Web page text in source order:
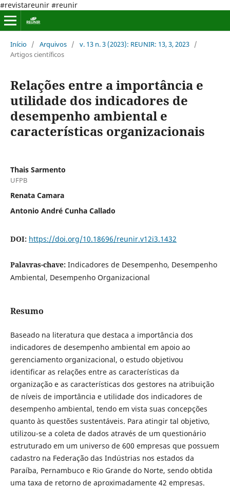
#revistareunir #reunir
Início / Arquivos / v. 13 n. 3 (2023): REUNIR: 13, 3, 2023 /
Artigos científicos
Relações entre a importância e
utilidade dos indicadores de
desempenho ambiental e
características organizacionais
Thais Sarmento
UFPB
Renata Camara
Antonio André Cunha Callado
DOI: https://doi.org/10.18696/reunir.v12i3.1432
Palavras-chave: Indicadores de Desempenho, Desempenho
Ambiental, Desempenho Organizacional
Resumo
Baseado na literatura que destaca a importância dos
indicadores de desempenho ambiental em apoio ao
gerenciamento organizacional, o estudo objetivou
identificar as relações entre as características da
organização e as características dos gestores na atribuição
de níveis de importância e utilidade dos indicadores de
desempenho ambiental, tendo em vista suas concepções
quanto às questões sustentáveis. Para atingir tal objetivo,
utilizou-se a coleta de dados através de um questionário
estruturado em um universo de 600 empresas que possuem
cadastro na Federação das Indústrias nos estados da
Paraíba, Pernambuco e Rio Grande do Norte, sendo obtida
uma taxa de retorno de aproximadamente 42 empresas.